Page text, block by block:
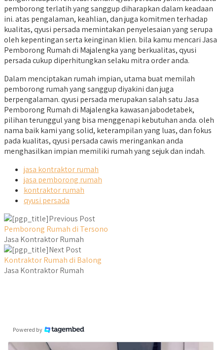
pemborong terlatih yang sanggup diharapkan dalam keadaan
ini. atas pengalaman, keahlian, dan juga komitmen terhadap
kualitas, qyusi persada memintakan penyelesaian yang serupa
oleh kepentingan serta keinginan klien. bila kamu mencari Jasa
Pemborong Rumah di Majalengka yang berkualitas, qyusi
persada cukup diperhitungkan selaku mitra order anda.
Dalam menciptakan rumah impian, utama buat memilah
pemborong rumah yang sanggup diyakini dan juga
berpengalaman. qyusi persada merupakan salah satu Jasa
Pemborong Rumah di Majalengka kawasan jabodetabek,
pilihan terunggul yang bisa menggenapi kebutuhan anda. oleh
nama baik kami yang solid, keterampilan yang luas, dan fokus
pada kualitas, qyusi persada cawis meringankan anda
menghasilkan impian memiliki rumah yang sejuk dan indah.
jasa kontraktor rumah
jasa pemborong rumah
kontraktor rumah
qyusi persada
Previous Post
Pemborong Rumah di Tersono
Jasa Kontraktor Rumah
Next Post
Kontraktor Rumah di Balong
Jasa Kontraktor Rumah
Powered by